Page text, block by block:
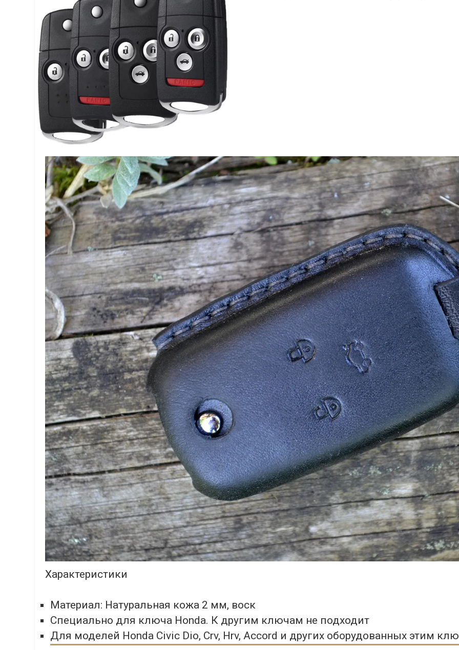
Характеристики
Материал: Натуральная кожа 2 мм, воск
Специально для ключа Honda. К другим ключам не подходит
Для моделей Honda Civic Dio, Crv, Hrv, Accord и других оборудованных этим